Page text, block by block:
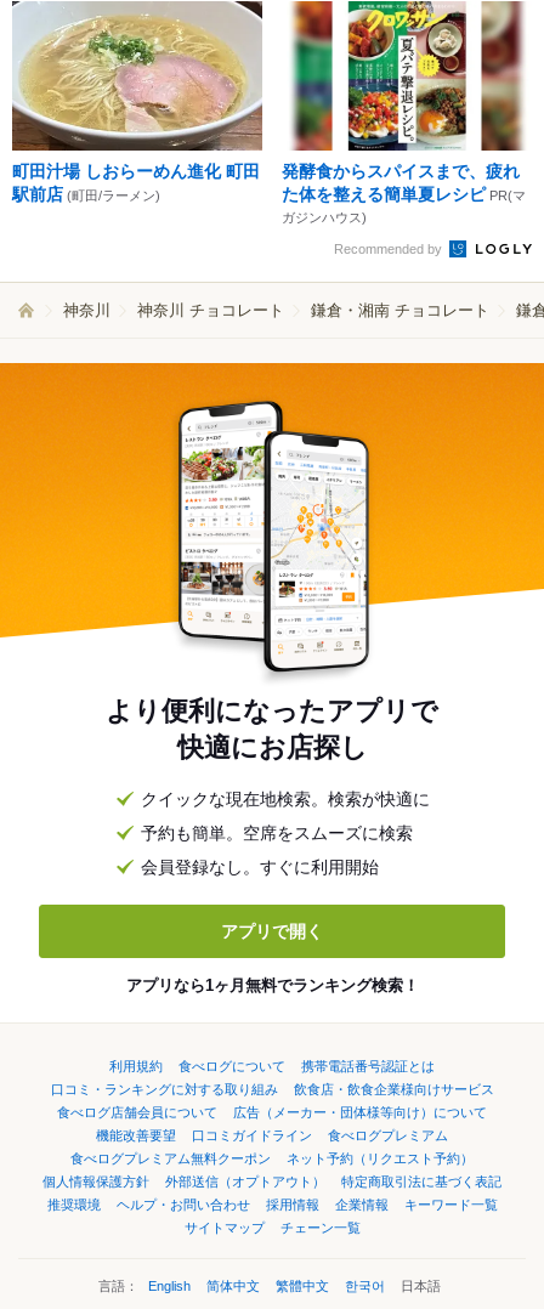
町田汁場 しおらーめん進化 町田
駅前店 (町田/ラーメン)
発酵食からスパイスまで、疲れ
た体を整える簡単夏レシピ PR(マ
ガジンハウス)
Recommended by
神奈川 神奈川 チョコレート 鎌倉・湘南 チョコレート 鎌
より便利になったアプリで
快適にお店探し
クイックな現在地検索。検索が快適に
予約も簡単。空席をスムーズに検索
会員登録なし。すぐに利用開始
アプリで開く
アプリなら1ヶ月無料でランキング検索！
利用規約 食べログについて
携帯電話番号認証とは
口コミ・ランキングに対する取り組み
飲食店・飲食企業様向けサービス
食べログ店舗会員について
広告（メーカー・団体様等向け）について
機能改善要望
口コミガイドライン
食べログプレミアム
食べログプレミアム無料クーポン
ネット予約（リクエスト予約）
個人情報保護方針
外部送信（オプトアウト）
特定商取引法に基づく表記
推奨環境
ヘルプ・お問い合わせ 採用情報 企業情報
キーワード一覧
サイトマップ
チェーン一覧
言語： English 简体中文 繁體中文 한국어 日本語